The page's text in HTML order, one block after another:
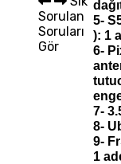
Sorulan
Soruları
Gör
5-
): 1
6-
7-
8-
9-
1